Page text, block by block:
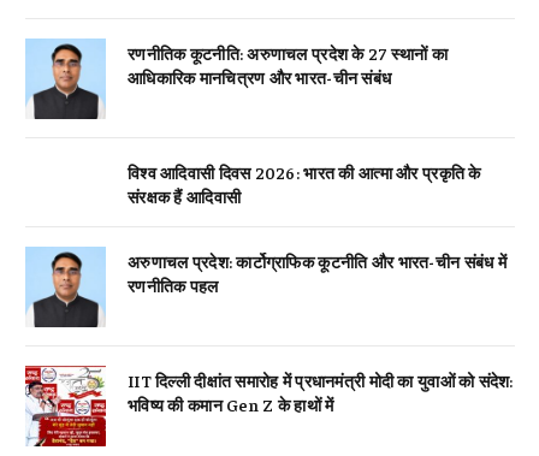
रणनीतिक कूटनीति: अरुणाचल प्रदेश के 27 स्थानों का
आधिकारिक मानचित्रण और भारत-चीन संबंध
विश्व आदिवासी दिवस 2026: भारत की आत्मा और प्रकृति के
संरक्षक हैं आदिवासी
अरुणाचल प्रदेश: कार्टोग्राफिक कूटनीति और भारत-चीन संबंध में
रणनीतिक पहल
IIT दिल्ली दीक्षांत समारोह में प्रधानमंत्री मोदी का युवाओं को संदेश:
भविष्य की कमान Gen Z के हाथों में